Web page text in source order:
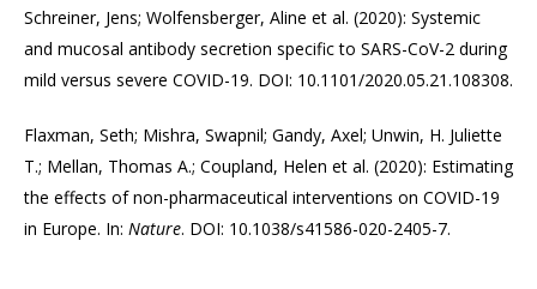
Schreiner, Jens; Wolfensberger, Aline et al. (2020): Systemic
and mucosal antibody secretion specific to SARS-CoV-2 during
mild versus severe COVID-19. DOI: 10.1101/2020.05.21.108308.
Flaxman, Seth; Mishra, Swapnil; Gandy, Axel; Unwin, H. Juliette
T.; Mellan, Thomas A.; Coupland, Helen et al. (2020): Estimating
the effects of non-pharmaceutical interventions on COVID-19
in Europe. In: Nature. DOI: 10.1038/s41586-020-2405-7.